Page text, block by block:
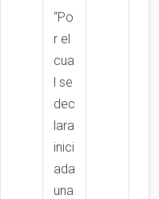
“Po
r el
cua
l se
dec
lara
inici
ada
una